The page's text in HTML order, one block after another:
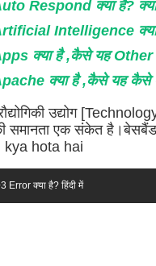
Respond क्या है?
Intelligence क्या
क्या है ,कैसे यह Other
क्या है ,कैसे यह कैसे
उद्योग
समानता एक संकेत
kya hota hai
Error क्या है? हिंदी में